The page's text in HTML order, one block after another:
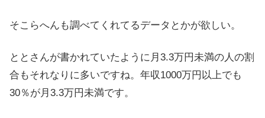
そこらへんも調べてくれてるデータとかが欲しい。
ととさんが書かれていたように月3.3万円未満の人の割
合もそれなりに多いですね。年収1000万円以上でも
30％が月3.3万円未満です。